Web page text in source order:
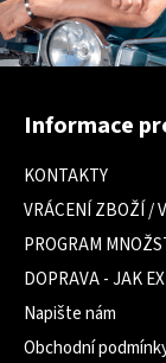
Z
Informace
KONTAKTY
VRÁCENÍ ZBOŽÍ /
PROGRAM
DOPRAVA - JAK
Napište nám
Obchodní